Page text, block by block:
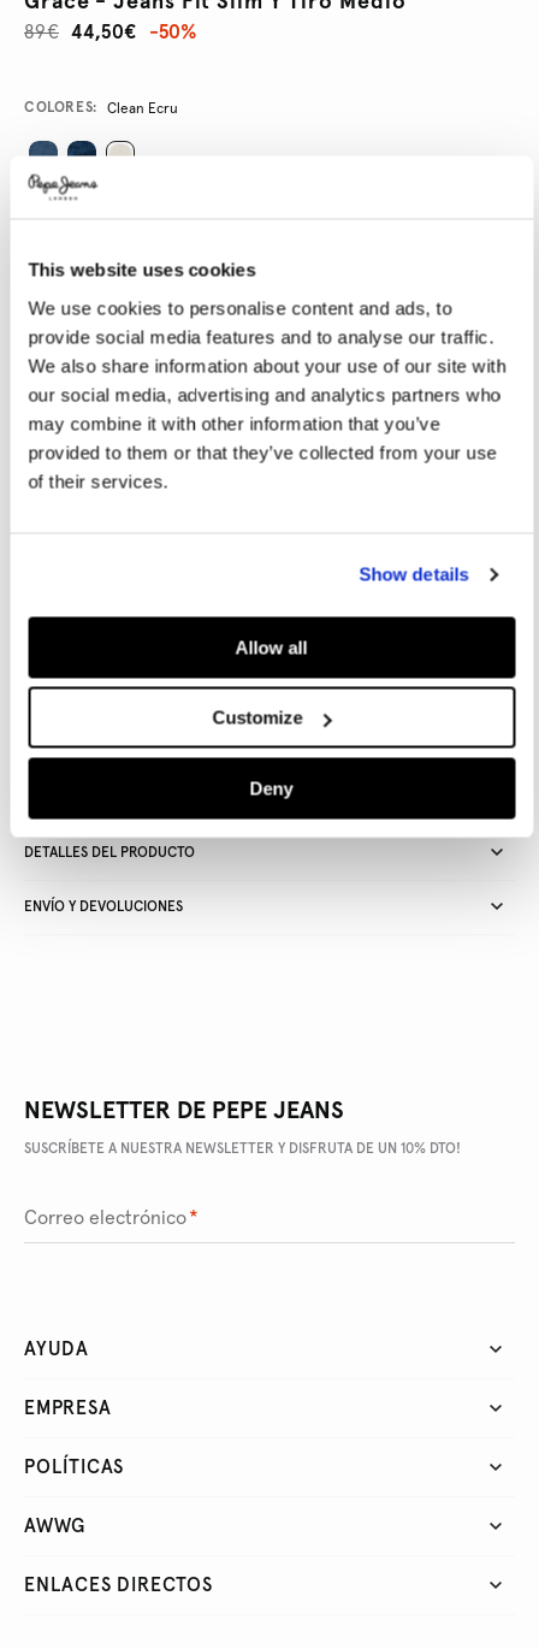
This website uses cookies
We use cookies to personalise content and ads, to
provide social media features and to analyse our traffic.
We also share information about your use of our site with
our social media, advertising and analytics partners who
may combine it with other information that you’ve
provided to them or that they’ve collected from your use
of their services.
Show details
Allow all
Customize
Deny
44,50€
89€ -50%
Promotions
Variations
COLORES: Clean Ecru
24 25 26
29 30 31 32 33
34
SELECCIONAR LONGITUD:
30
AÑADIR A LA CESTA
Recogida gratuita en tienda
DETALLES DEL PRODUCTO
ENVÍO Y DEVOLUCIONES
NEWSLETTER DE PEPE JEANS
SUSCRÍBETE A NUESTRA NEWSLETTER Y DISFRUTA DE UN 10% DTO!
Correo electrónico*
AYUDA
EMPRESA
POLÍTICAS
AWWG
ENLACES DIRECTOS